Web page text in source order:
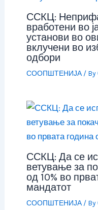
ССКЦ:
вработени во
установи во
вклучени во
одбори
СООПШТЕНИЈА/ By
ССКЦ: Да се
ветување за
од 10% во
мандатот
СООПШТЕНИЈА/ By